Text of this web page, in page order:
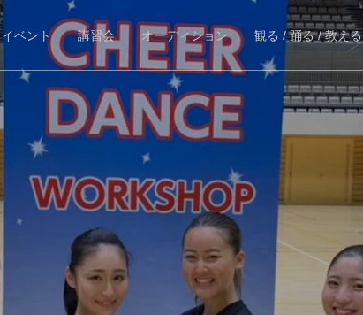
イベント 講習会 オーディション 観る / 踊る / 教える